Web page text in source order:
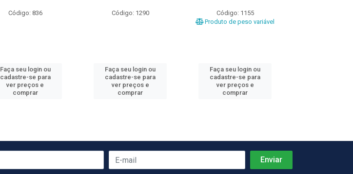
Código: 836
Faça seu login ou
cadastre-se para
ver preços e
comprar
Código: 1290
Faça seu login ou
cadastre-se para
ver preços e
comprar
Código: 1155
Produto de peso variável
Faça seu login ou
cadastre-se para
ver preços e
comprar